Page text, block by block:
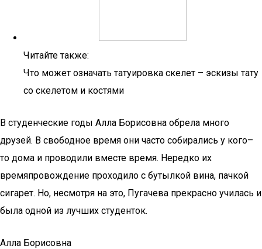
Читайте также:
Что может означать татуировка скелет – эскизы тату
со скелетом и костями
В студенческие годы Алла Борисовна обрела много
друзей. В свободное время они часто собирались у кого–
то дома и проводили вместе время. Нередко их
времяпровождение проходило с бутылкой вина, пачкой
сигарет. Но, несмотря на это, Пугачева прекрасно училась и
была одной из лучших студенток.
Алла Борисовна